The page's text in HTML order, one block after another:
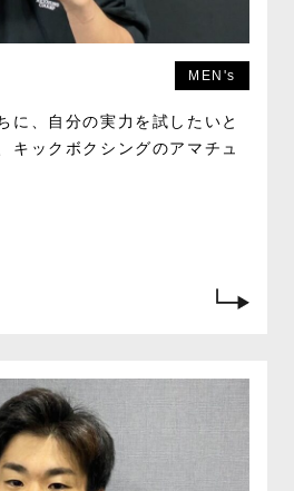
MEN's
に、自分の実力を試したいと
キックボクシングのアマチュ